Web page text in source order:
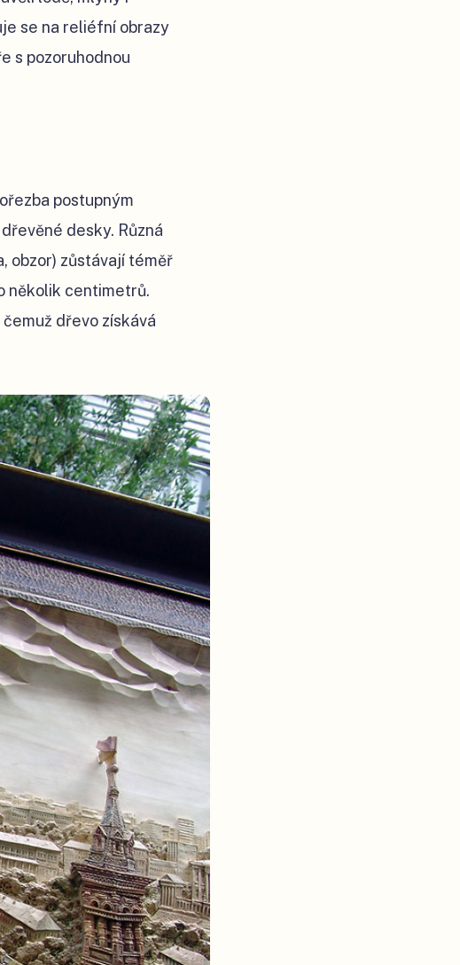
se na reliéfní obrazy
s pozoruhodnou
postupným
desky. Různá
obzor) zůstávají téměř
několik centimetrů.
dřevo získává